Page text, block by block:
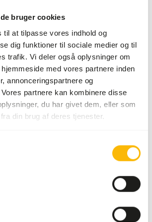
bruger cookies
til at tilpasse vores indhold og
dig funktioner til sociale medier og til
trafik. Vi deler også oplysninger om
med vores partnere inden
annonceringspartnere og
partnere kan kombinere disse
du har givet dem, eller som
din brug af deres tjenester.
Mere information
Brombær
Blade -
10-20 kg
sæk
KE003
Valnød